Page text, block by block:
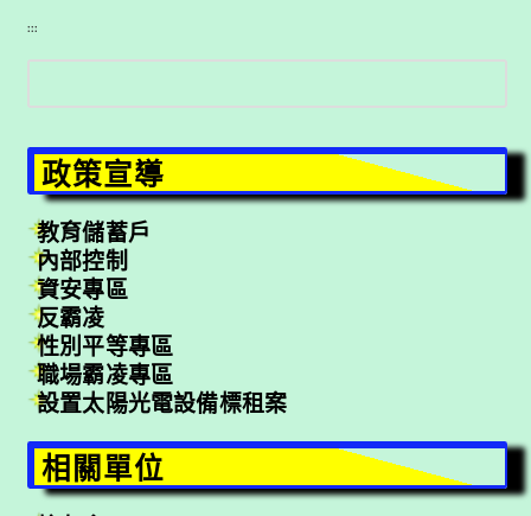
:::
搜
尋
政策宣導
教育儲蓄戶
內部控制
資安專區
反霸凌
性別平等專區
職場霸凌專區
設置太陽光電設備標租案
相關單位